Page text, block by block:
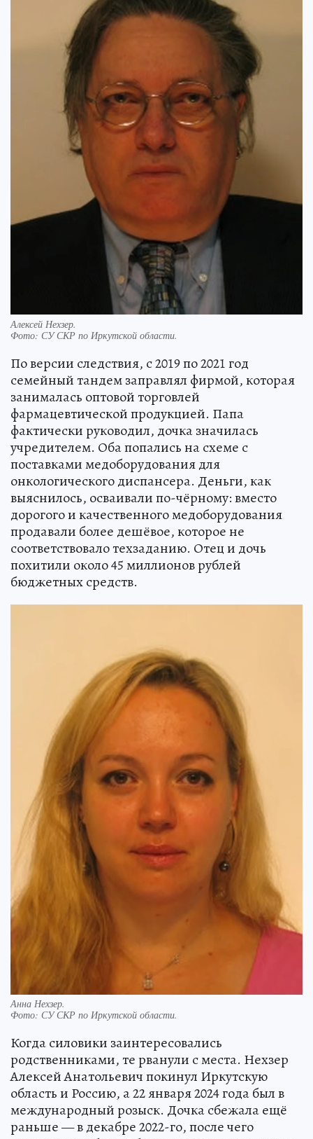
Алексей Нехзер.
Фото: СУ СКР по Иркутской области.
По версии следствия, с 2019 по 2021 год
семейный тандем заправлял фирмой, которая
занималась оптовой торговлей
фармацевтической продукцией. Папа
фактически руководил, дочка значилась
учредителем. Оба попались на схеме с
поставками медоборудования для
онкологического диспансера. Деньги, как
выяснилось, осваивали по-чёрному: вместо
дорогого и качественного медоборудования
продавали более дешёвое, которое не
соответствовало техзаданию. Отец и дочь
похитили около 45 миллионов рублей
бюджетных средств.
Анна Нехзер.
Фото: СУ СКР по Иркутской области.
Когда силовики заинтересовались
родственниками, те рванули с места. Нехзер
Алексей Анатольевич покинул Иркутскую
область и Россию, а 22 января 2024 года был в
международный розыск. Дочка сбежала ещё
раньше — в декабре 2022-го, после чего